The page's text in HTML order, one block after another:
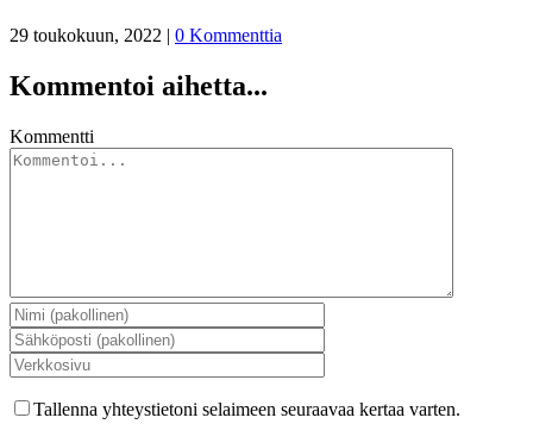
29 toukokuun, 2022 | 0 Kommenttia
Kommentoi aihetta...
Kommentti
Tallenna yhteystietoni selaimeen seuraavaa kertaa varten.